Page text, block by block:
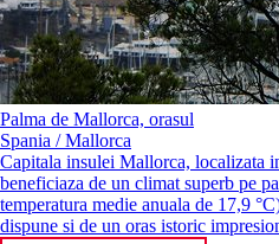
Palma de Mallorca, orasul
Spania / Mallorca
Capitala insulei Mallorca, localizata
beneficiaza de un climat superb pe
temperatura medie anuala de 17,9
dispune si de un oras istoric